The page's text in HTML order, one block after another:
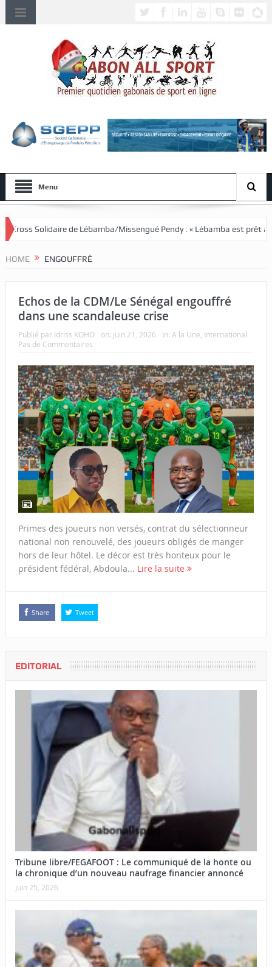
Menu
Lébamba/Missengué Pendy : « Lébamba est prêt à accueillir ce grand
HOME ENGOUFFRÉ
Echos de la CDM/Le Sénégal engouffré
dans une scandaleuse crise
Publié par Idriss KOHO on: juin 21, 2026 In: A la Une International
Pas de Commentaires
Primes des joueurs non versés, contrat du sélectionneur
national non renouvelé, des joueurs obligés de manger
hors de leur hôtel. Le décor est très honteux pour le
président fédéral, Abdoula... Lire la suite
Share Tweet
EDITORIAL
Tribune libre/FEGAFOOT : Le communiqué de la honte ou
la chronique d’un nouveau naufrage financier annoncé
juin 25, 2026